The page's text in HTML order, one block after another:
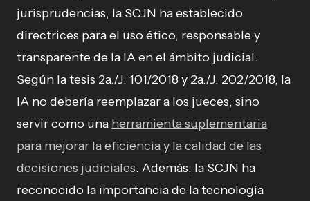
jurisprudencias, la SCJN ha establecido
directrices para el uso ético, responsable y
transparente de la IA en el ámbito judicial.
Según la tesis 2a./J. 101/2018 y 2a./J. 202/2018, la
IA no debería reemplazar a los jueces, sino
servir como una herramienta suplementaria
para mejorar la eficiencia y la calidad de las
decisiones judiciales. Además, la SCJN ha
reconocido la importancia de la tecnología